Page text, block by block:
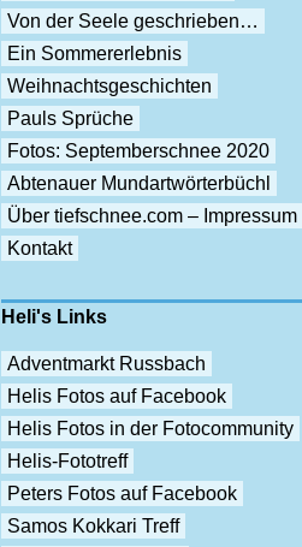
Von der Seele geschrieben…
Ein Sommererlebnis
Weihnachtsgeschichten
Pauls Sprüche
Fotos: Septemberschnee 2020
Abtenauer Mundartwörterbüchl
Über tiefschnee.com – Impressum
Kontakt
Heli's Links
Adventmarkt Russbach
Helis Fotos auf Facebook
Helis Fotos in der Fotocommunity
Helis-Fototreff
Peters Fotos auf Facebook
Samos Kokkari Treff